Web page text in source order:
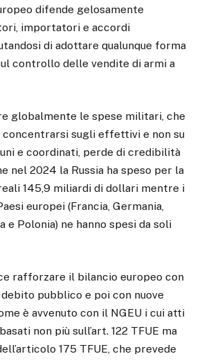
difende gelosamente
importatori e accordi
di adottare qualunque forma
controllo delle vendite di armi a
globalmente le spese militari, che
sugli effettivi e non su
e coordinati, perde di credibilità
nel 2024 la Russia ha speso per la
145,9 miliardi di dollari mentre i
europei (Francia, Germania,
e Polonia) ne hanno spesi da soli
rafforzare il bilancio europeo con
pubblico e poi con nuove
è avvenuto con il NGEU i cui atti
non più sull’art. 122 TFUE ma
175 TFUE, che prevede